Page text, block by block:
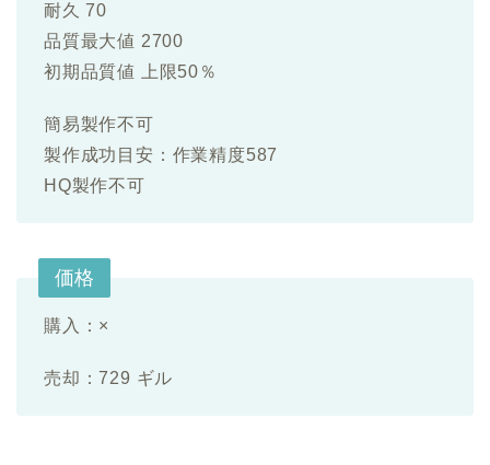
耐久 70
品質最大値 2700
初期品質値 上限50％
簡易製作不可
製作成功目安：作業精度587
HQ製作不可
価格
購入：×
売却：729 ギル